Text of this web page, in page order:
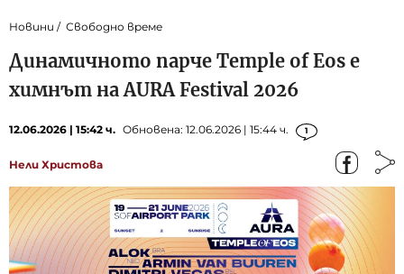
Новини Свободно време
Динамичното парче Temple of Eos е
химнът на AURA Festival 2026
12.06.2026 | 15:42 ч. Обновена: 12.06.2026 | 15:44 ч. 1
Нели Христова